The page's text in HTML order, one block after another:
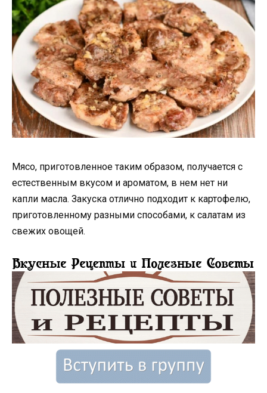
Мясо, приготовленное таким образом, получается с
естественным вкусом и ароматом, в нем нет ни
капли масла. Закуска отлично подходит к картофелю,
приготовленному разными способами, к салатам из
свежих овощей.